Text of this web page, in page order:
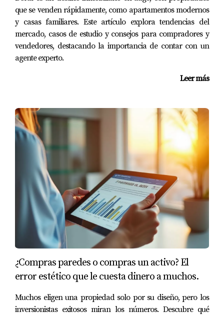
que se venden rápidamente, como apartamentos modernos
y casas familiares. Este artículo explora tendencias del
mercado, casos de estudio y consejos para compradores y
vendedores, destacando la importancia de contar con un
agente experto.
Leer más
¿Compras paredes o compras un activo? El
error estético que le cuesta dinero a muchos.
Muchos eligen una propiedad solo por su diseño, pero los
inversionistas exitosos miran los números. Descubre qué